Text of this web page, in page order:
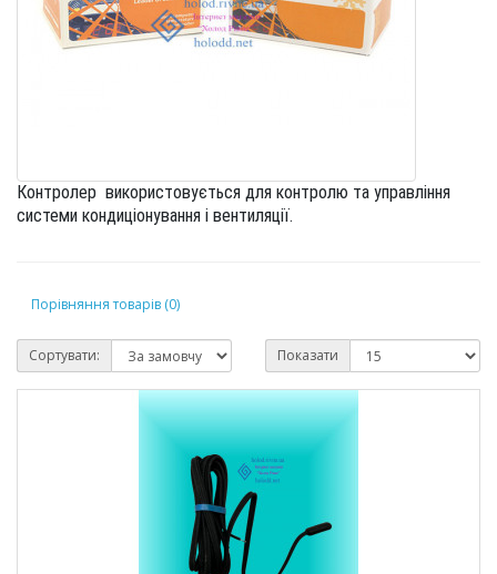
Контролер використовується для контролю та управління
системи кондиціонування і вентиляції.
Порівняння товарів (0)
Сортувати: Показати